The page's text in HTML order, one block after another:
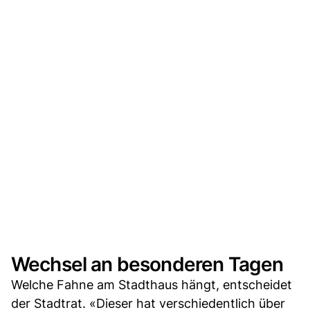
Wechsel an besonderen Tagen
Welche Fahne am Stadthaus hängt, entscheidet
der Stadtrat. «Dieser hat verschiedentlich über